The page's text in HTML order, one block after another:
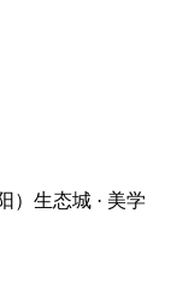
）生态城 · 美学